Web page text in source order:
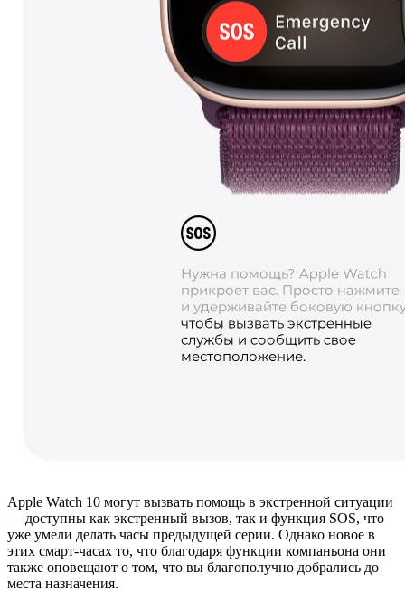
Apple Watch 10 могут вызвать помощь в экстренной ситуации
— доступны как экстренный вызов, так и функция SOS, что
уже умели делать часы предыдущей серии. Однако новое в
этих смарт-часах то, что благодаря функции компаньона они
также оповещают о том, что вы благополучно добрались до
места назначения.